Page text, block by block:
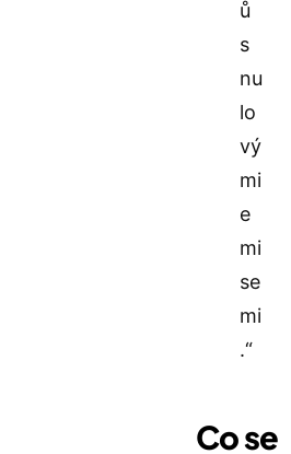
ů
s
nu
lo
vý
mi
e
mi
se
mi
.“
Co se